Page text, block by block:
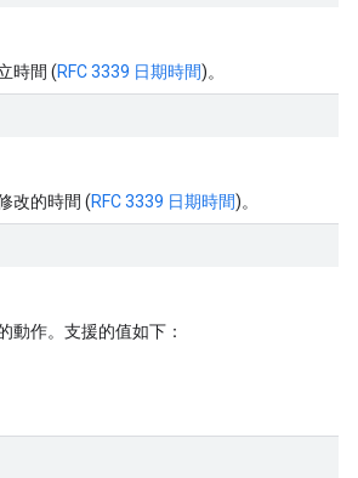
時間 (RFC 3339 日期時間)。
改的時間 (RFC 3339 日期時間)。
動作。支援的值如下：